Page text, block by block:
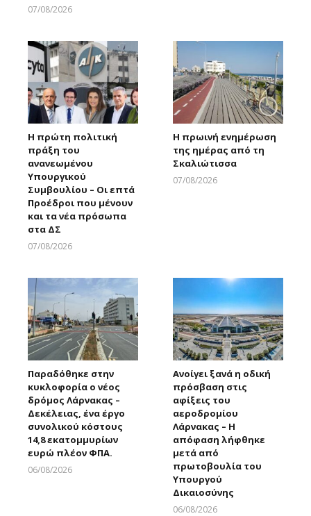
07/08/2026
Η πρώτη πολιτική
πράξη του
ανανεωμένου
Υπουργικού
Συμβουλίου – Οι επτά
Προέδροι που μένουν
και τα νέα πρόσωπα
στα ΔΣ
07/08/2026
Η πρωινή ενημέρωση
της ημέρας από τη
Σκαλιώτισσα
07/08/2026
Παραδόθηκε στην
κυκλοφορία ο νέος
δρόμος Λάρνακας –
Δεκέλειας, ένα έργο
συνολικού κόστους
14,8 εκατομμυρίων
ευρώ πλέον ΦΠΑ.
06/08/2026
Ανοίγει ξανά η οδική
πρόσβαση στις
αφίξεις του
αεροδρομίου
Λάρνακας – Η
απόφαση λήφθηκε
μετά από
πρωτοβουλία του
Υπουργού
Δικαιοσύνης
06/08/2026